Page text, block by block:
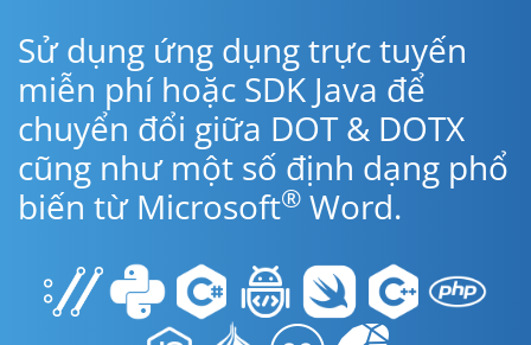
Sử dụng ứng dụng trực tuyến
miễn phí hoặc SDK Java để
chuyển đổi giữa DOT & DOTX
cũng như một số định dạng phổ
biến từ Microsoft® Word.